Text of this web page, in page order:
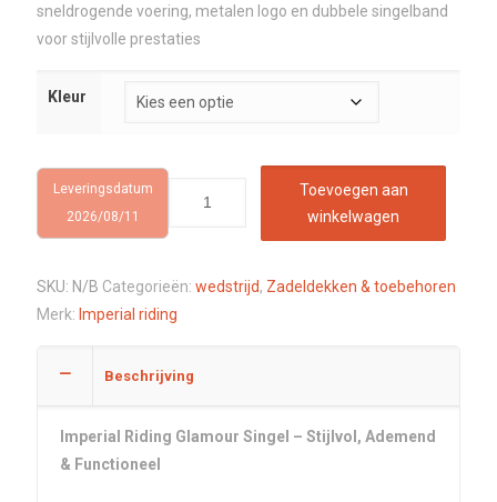
sneldrogende voering, metalen logo en dubbele singelband
voor stijlvolle prestaties
Kleur
Leveringsdatum
2026/08/11
Toevoegen aan
winkelwagen
SKU: N/B Categorieën: wedstrijd, Zadeldekken & toebehoren
Merk: Imperial riding
Beschrijving
Imperial Riding Glamour Singel – Stijlvol, Ademend
& Functioneel